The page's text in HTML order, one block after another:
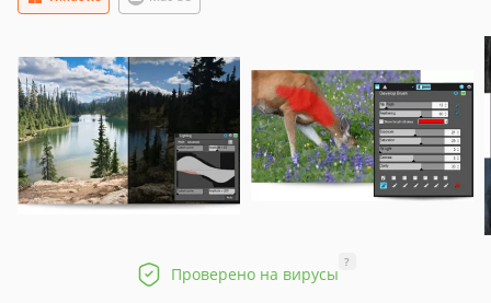
Проверено на вирусы
?